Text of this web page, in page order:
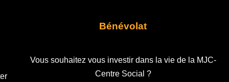
Bénévolat
Vous souhaitez vous investir dans la vie de la MJC-
Centre Social ?